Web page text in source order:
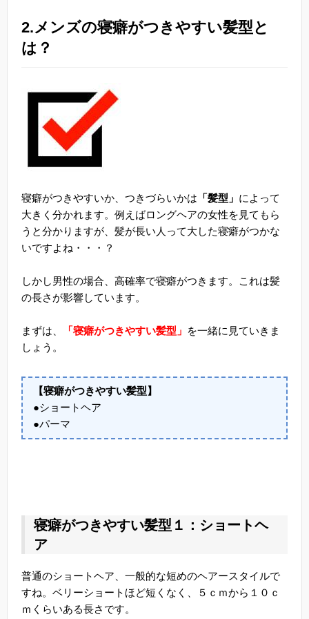
2.メンズの寝癖がつきやすい髪型と
は？
寝癖がつきやすいか、つきづらいかは 「髪型」 によって
大きく分かれます。例えばロングヘアの女性を見てもら
うと分かりますが、髪が長い人って大した寝癖がつかな
いですよね・・・？
しかし男性の場合、高確率で寝癖がつきます。これは髪
の長さが影響しています。
まずは、 「寝癖がつきやすい髪型」 を一緒に見ていきま
しょう。
【寝癖がつきやすい髪型】
●ショートヘア
●パーマ
寝癖がつきやすい髪型１：ショートヘ
ア
普通のショートヘア、一般的な短めのヘアースタイルで
すね。ベリーショートほど短くなく、５ｃｍから１０ｃ
ｍくらいある長さです。